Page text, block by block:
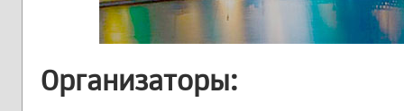
Организаторы: